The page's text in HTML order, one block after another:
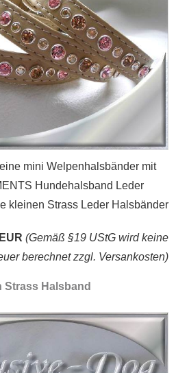
mini Welpenhalsbänder mit
Hundehalsband Leder
kleinen Strass Leder Halsbänder
(Gemäß §19 UStG wird keine
berechnet zzgl. Versankosten)
Strass Halsband